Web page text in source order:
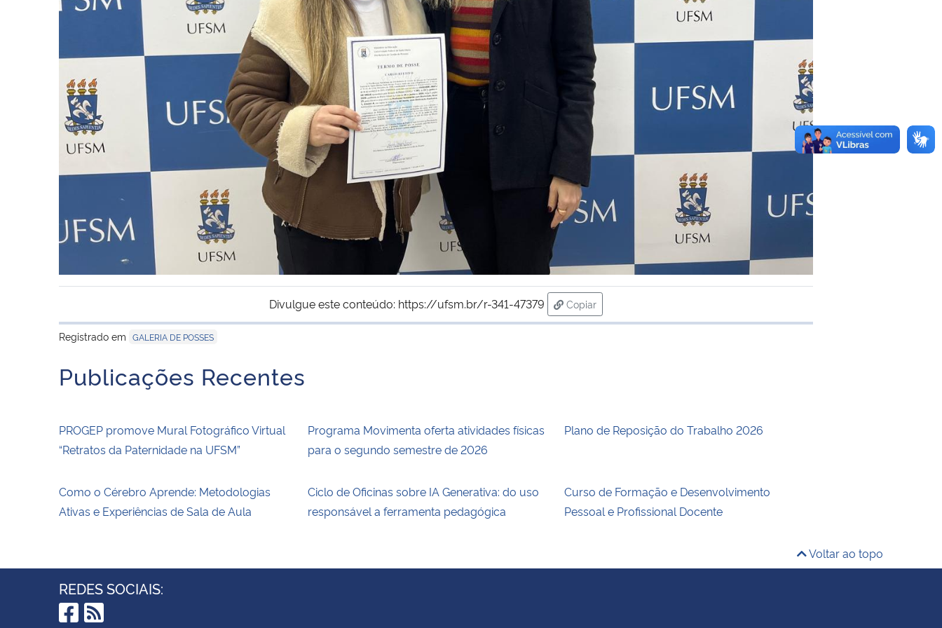
Divulgue este conteúdo: https://ufsm.br/r-341-47379
Copiar
para área de transferência
Registrado em GALERIA DE POSSES
Publicações Recentes
PROGEP promove Mural Fotográfico Virtual
“Retratos da Paternidade na UFSM”
Programa Movimenta oferta atividades físicas
para o segundo semestre de 2026
Plano de Reposição do Trabalho 2026
Como o Cérebro Aprende: Metodologias
Ativas e Experiências de Sala de Aula
Ciclo de Oficinas sobre IA Generativa: do uso
responsável a ferramenta pedagógica
Curso de Formação e Desenvolvimento
Pessoal e Profissional Docente
Voltar ao topo
REDES SOCIAIS: